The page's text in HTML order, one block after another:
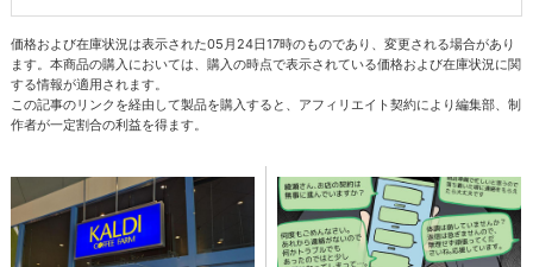
価格および在庫状況は表示された05月24日17時のものであり、変更される場合があり
ます。本商品の購入においては、購入の時点で表示されている価格および在庫状況に関
する情報が適用されます。
この記事のリンクを経由して製品を購入すると、アフィリエイト契約により編集部、制
作者が一定割合の利益を得ます。